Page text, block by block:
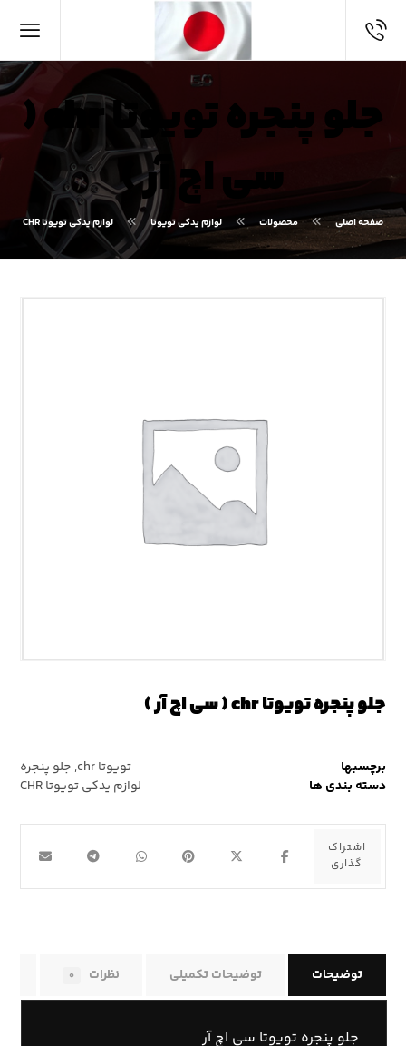
جلو پنجره تویوتا chr (
سی اچ آر )
صفحه اصلی محصولات لوازم یدکی تویوتا لوازم یدکی تویوتا CHR
جلو پنجره تویوتا chr ( سی اچ آر )
برچسبها تویوتا chr , جلو پنجره
دسته بندی ها
لوازم یدکی تویوتا CHR
توضیحات توضیحات تکمیلی نظرات ۰
جلو پنجره تویوتا سی اچ آر